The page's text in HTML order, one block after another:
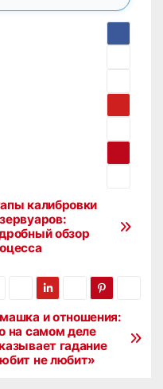
калибровки
обзор
и отношения:
на самом деле
гадание
не любит»